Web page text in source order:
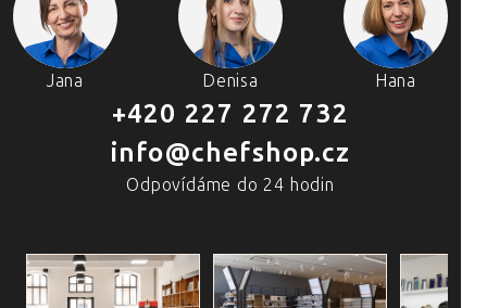
Jana Denisa Hana
+420 227 272 732
info@chefshop.cz
Odpovídáme do 24 hodin